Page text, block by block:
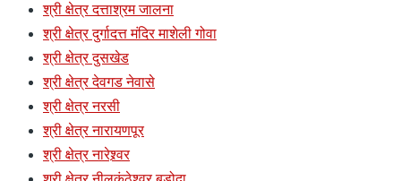
श्री क्षेत्र दत्ताश्रम जालना
श्री क्षेत्र दुर्गादत्त मंदिर माशेली गोवा
श्री क्षेत्र दुसखेड
श्री क्षेत्र देवगड नेवासे
श्री क्षेत्र नरसी
श्री क्षेत्र नारायणपूर
श्री क्षेत्र नारेश्र्वर